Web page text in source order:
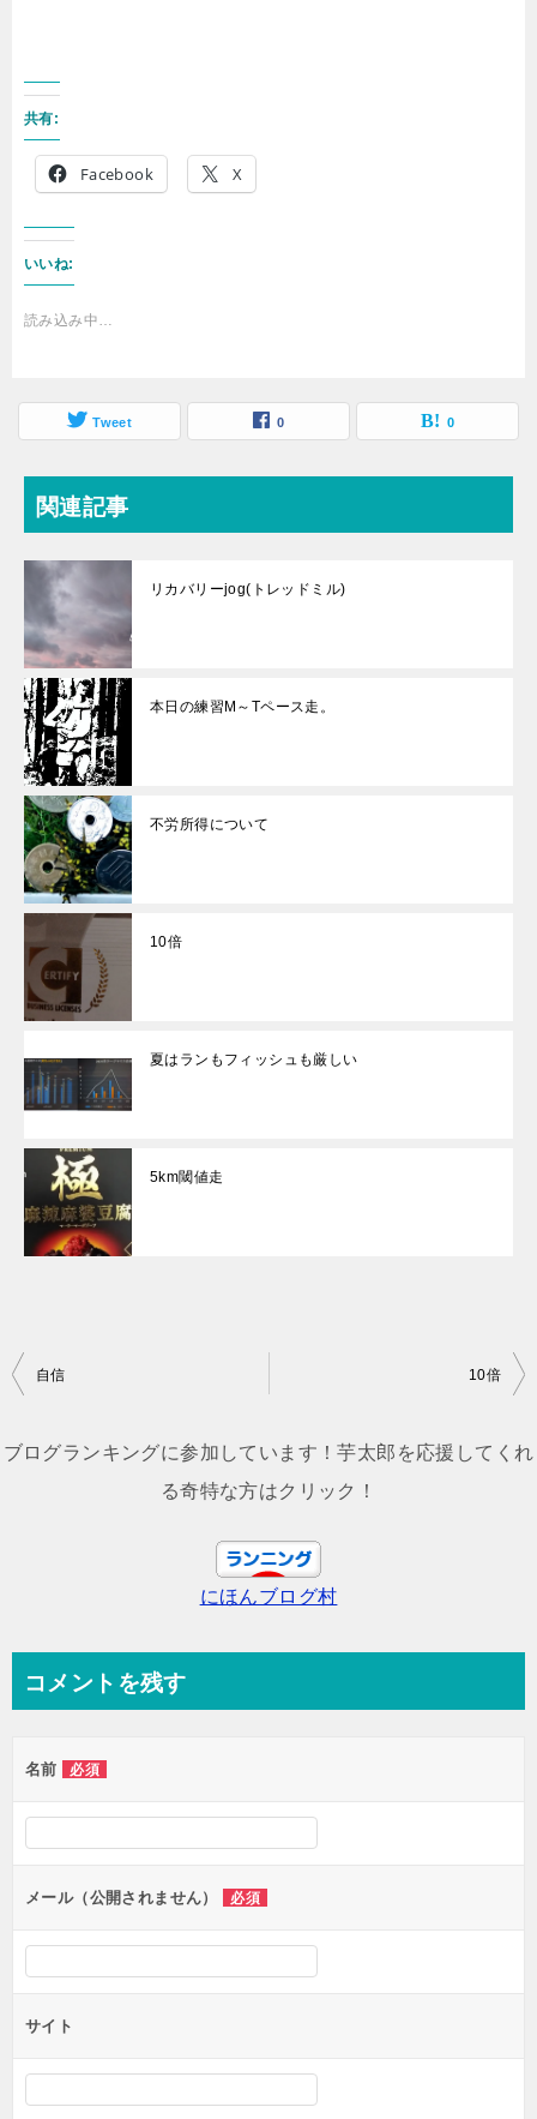
共有:
Facebook X
いいね:
読み込み中…
Tweet 0 0
関連記事
リカバリーjog(トレッドミル)
本日の練習M～Tペース走。
不労所得について
10倍
夏はランもフィッシュも厳しい
5km閾値走
投
ナ
ン
自信 10倍
ブログランキングに参加しています！芋太郎を応援してくれ
る奇特な方はクリック！
にほんブログ村
コメントを残す
名前 必須
メール（公開されません） 必須
サイト